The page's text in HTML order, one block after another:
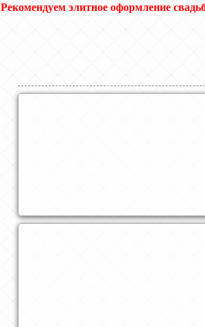
Рекомендуем элитное оформление